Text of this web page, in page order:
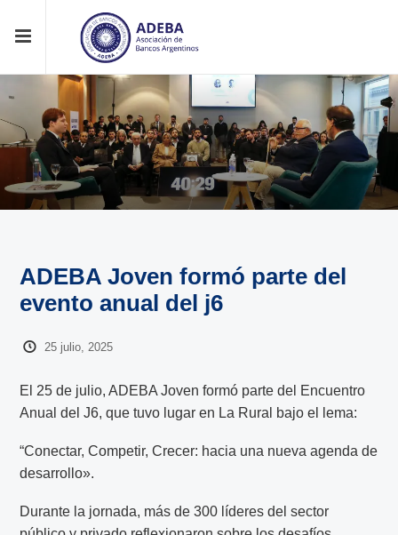
ADEBA Joven formó parte del
evento anual del j6
25 julio, 2025
El 25 de julio, ADEBA Joven formó parte del Encuentro
Anual del J6, que tuvo lugar en La Rural bajo el lema:
“Conectar, Competir, Crecer: hacia una nueva agenda de
desarrollo».
Durante la jornada, más de 300 líderes del sector